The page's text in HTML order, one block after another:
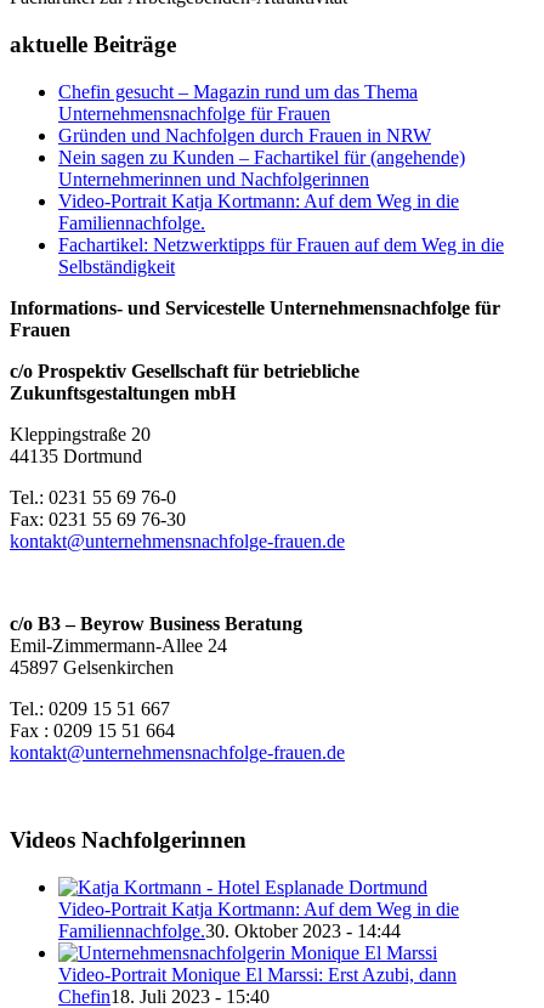
aktuelle Beiträge
Chefin gesucht – Magazin rund um das Thema
Unternehmensnachfolge für Frauen
Gründen und Nachfolgen durch Frauen in NRW
Nein sagen zu Kunden – Fachartikel für (angehende)
Unternehmerinnen und Nachfolgerinnen
Video-Portrait Katja Kortmann: Auf dem Weg in die
Familiennachfolge.
Fachartikel: Netzwerktipps für Frauen auf dem Weg in die
Selbständigkeit
Informations- und Servicestelle Unternehmensnachfolge für
Frauen
c/o Prospektiv Gesellschaft für betriebliche
Zukunftsgestaltungen mbH
Kleppingstraße 20
44135 Dortmund
Tel.: 0231 55 69 76-0
Fax: 0231 55 69 76-30
kontakt@unternehmensnachfolge-frauen.de
c/o B3 – Beyrow Business Beratung
Emil-Zimmermann-Allee 24
45897 Gelsenkirchen
Tel.: 0209 15 51 667
Fax : 0209 15 51 664
kontakt@unternehmensnachfolge-frauen.de
Videos Nachfolgerinnen
Video-Portrait Katja Kortmann: Auf dem Weg in die
Familiennachfolge.30. Oktober 2023 - 14:44
Video-Portrait Monique El Marssi: Erst Azubi, dann
Chefin18. Juli 2023 - 15:40